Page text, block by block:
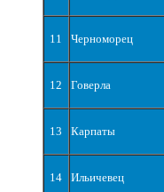
11 Черноморец
12 Говерла
13 Карпаты
14 Ильичевец